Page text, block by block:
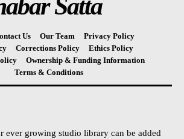
Satta
Us Our Team
Privacy Policy
Corrections Policy
Ethics Policy
Ownership & Funding Information
Terms & Conditions
ever growing studio library can be added